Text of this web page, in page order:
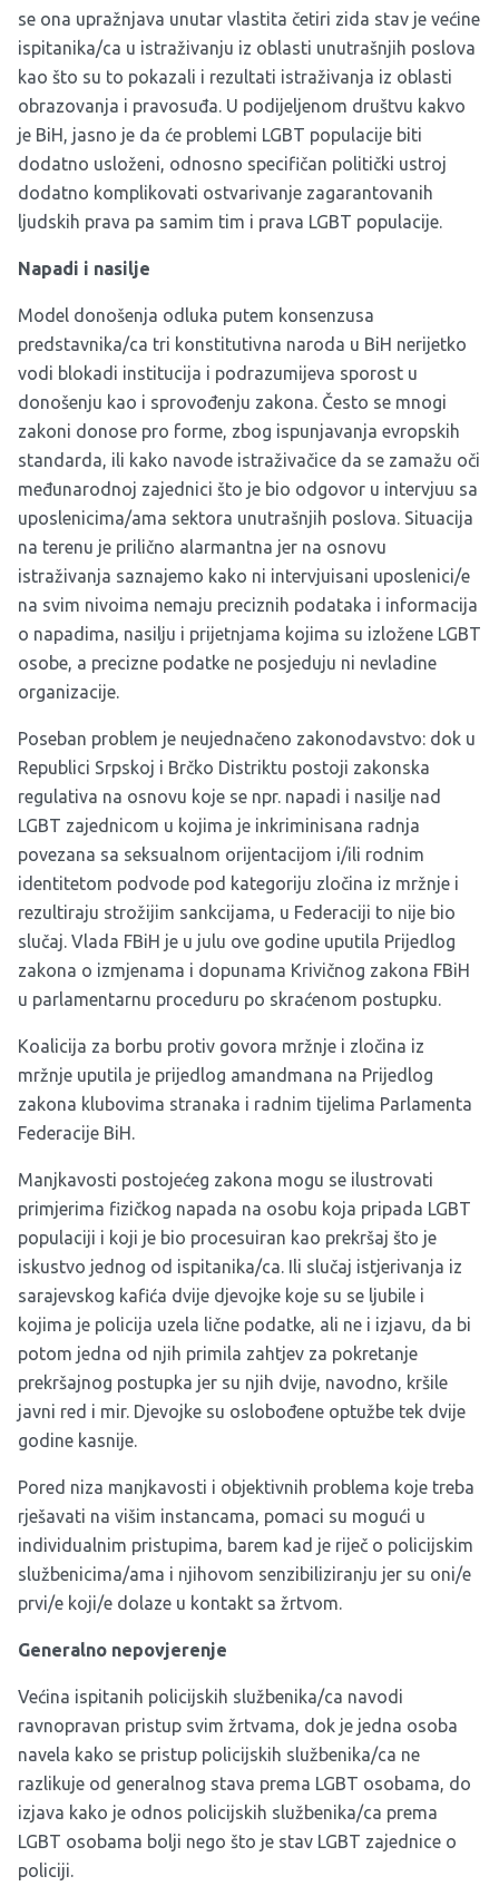
se ona upražnjava unutar vlastita četiri zida stav je većine
ispitanika/ca u istraživanju iz oblasti unutrašnjih poslova
kao što su to pokazali i rezultati istraživanja iz oblasti
obrazovanja i pravosuđa. U podijeljenom društvu kakvo
je BiH, jasno je da će problemi LGBT populacije biti
dodatno usloženi, odnosno specifičan politički ustroj
dodatno komplikovati ostvarivanje zagarantovanih
ljudskih prava pa samim tim i prava LGBT populacije.
Napadi i nasilje
Model donošenja odluka putem konsenzusa
predstavnika/ca tri konstitutivna naroda u BiH nerijetko
vodi blokadi institucija i podrazumijeva sporost u
donošenju kao i sprovođenju zakona. Često se mnogi
zakoni donose pro forme, zbog ispunjavanja evropskih
standarda, ili kako navode istraživačice da se zamažu oči
međunarodnoj zajednici što je bio odgovor u intervjuu sa
uposlenicima/ama sektora unutrašnjih poslova. Situacija
na terenu je prilično alarmantna jer na osnovu
istraživanja saznajemo kako ni intervjuisani uposlenici/e
na svim nivoima nemaju preciznih podataka i informacija
o napadima, nasilju i prijetnjama kojima su izložene LGBT
osobe, a precizne podatke ne posjeduju ni nevladine
organizacije.
Poseban problem je neujednačeno zakonodavstvo: dok u
Republici Srpskoj i Brčko Distriktu postoji zakonska
regulativa na osnovu koje se npr. napadi i nasilje nad
LGBT zajednicom u kojima je inkriminisana radnja
povezana sa seksualnom orijentacijom i/ili rodnim
identitetom podvode pod kategoriju zločina iz mržnje i
rezultiraju strožijim sankcijama, u Federaciji to nije bio
slučaj. Vlada FBiH je u julu ove godine uputila Prijedlog
zakona o izmjenama i dopunama Krivičnog zakona FBiH
u parlamentarnu proceduru po skraćenom postupku.
Koalicija za borbu protiv govora mržnje i zločina iz
mržnje uputila je prijedlog amandmana na Prijedlog
zakona klubovima stranaka i radnim tijelima Parlamenta
Federacije BiH.
Manjkavosti postojećeg zakona mogu se ilustrovati
primjerima fizičkog napada na osobu koja pripada LGBT
populaciji i koji je bio procesuiran kao prekršaj što je
iskustvo jednog od ispitanika/ca. Ili slučaj istjerivanja iz
sarajevskog kafića dvije djevojke koje su se ljubile i
kojima je policija uzela lične podatke, ali ne i izjavu, da bi
potom jedna od njih primila zahtjev za pokretanje
prekršajnog postupka jer su njih dvije, navodno, kršile
javni red i mir. Djevojke su oslobođene optužbe tek dvije
godine kasnije.
Pored niza manjkavosti i objektivnih problema koje treba
rješavati na višim instancama, pomaci su mogući u
individualnim pristupima, barem kad je riječ o policijskim
službenicima/ama i njihovom senzibiliziranju jer su oni/e
prvi/e koji/e dolaze u kontakt sa žrtvom.
Generalno nepovjerenje
Većina ispitanih policijskih službenika/ca navodi
ravnopravan pristup svim žrtvama, dok je jedna osoba
navela kako se pristup policijskih službenika/ca ne
razlikuje od generalnog stava prema LGBT osobama, do
izjava kako je odnos policijskih službenika/ca prema
LGBT osobama bolji nego što je stav LGBT zajednice o
policiji.